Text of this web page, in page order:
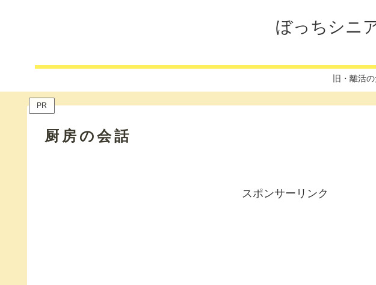
ぼっちシニ
旧・離活
PR
厨房の会話
スポンサーリンク